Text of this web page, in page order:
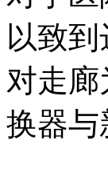
以致
对走
换器与